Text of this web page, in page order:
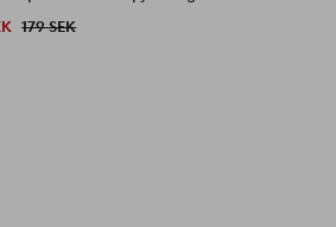
179 SEK